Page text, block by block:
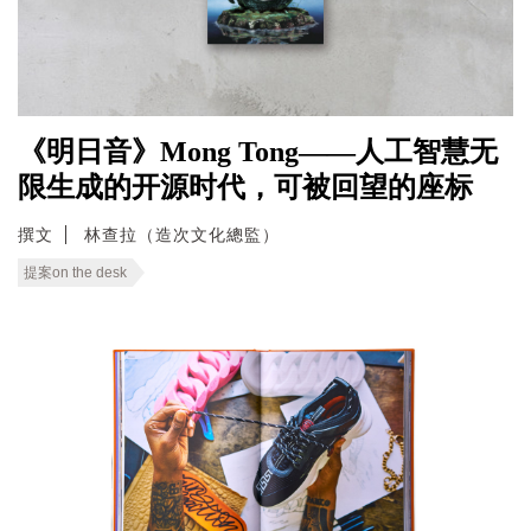
《明日音》Mong Tong——人工智慧无
限生成的开源时代，可被回望的座标
撰文 林查拉（造次文化總監）
提案on the desk